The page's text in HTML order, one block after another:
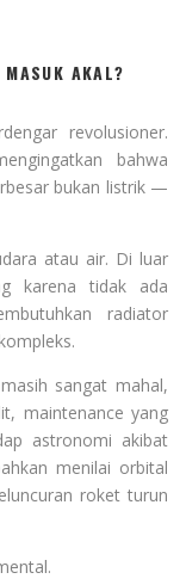
AKAL?
revolusioner.
bahwa
bukan listrik —
atau air. Di luar
karena tidak ada
radiator
sangat mahal,
maintenance yang
astronomi akibat
menilai orbital
roket turun